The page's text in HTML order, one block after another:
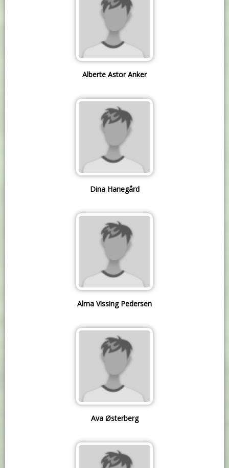
Alberte Astor Anker
Dina Hanegård
Alma Vissing Pedersen
Ava Østerberg